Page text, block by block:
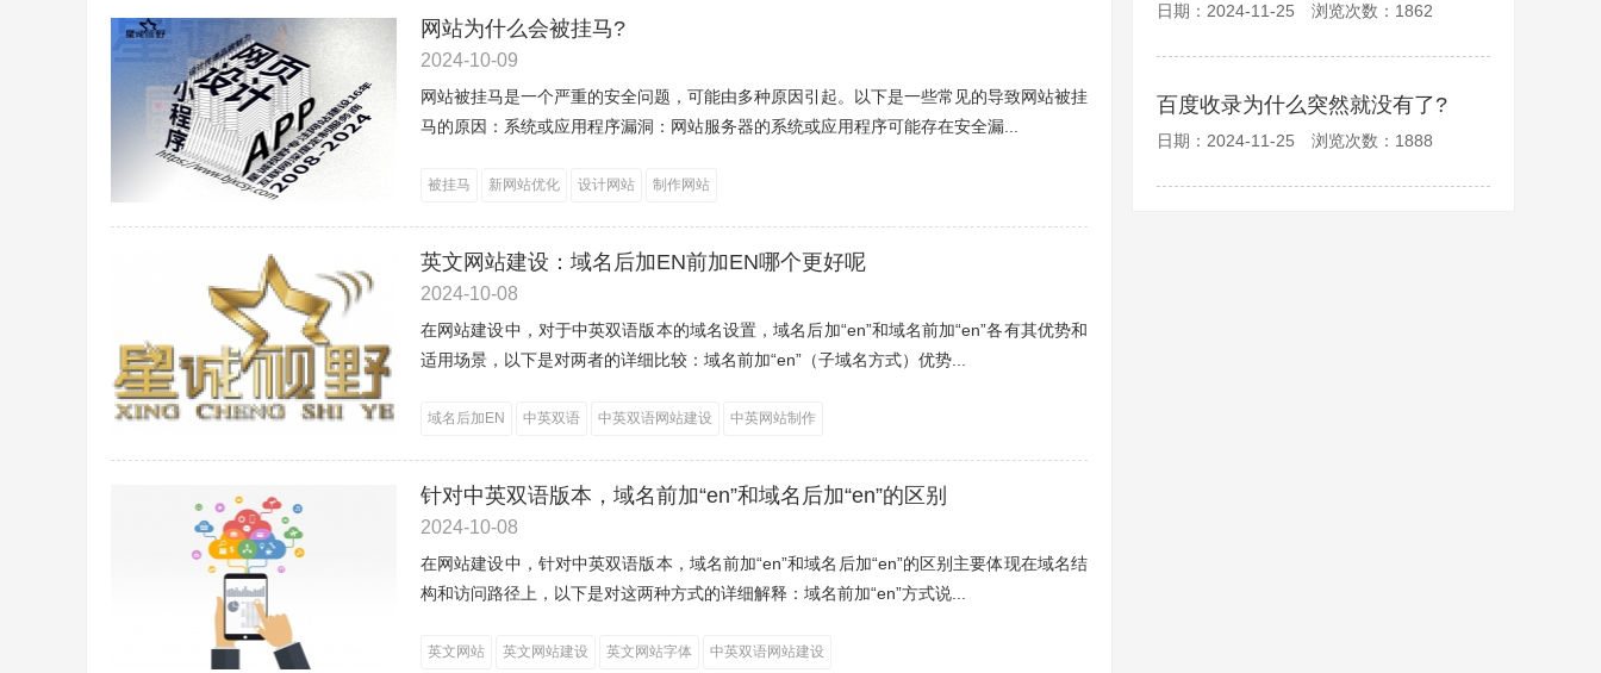
网站为什么会被挂马?
2024-10-09
网站被挂马是一个严重的安全问题，可能由多种原因引起。以下是一些常见的导致网站被挂
马的原因：系统或应用程序漏洞：网站服务器的系统或应用程序可能存在安全漏...
被挂马 新网站优化 设计网站 制作网站
英文网站建设：域名后加EN前加EN哪个更好呢
2024-10-08
在网站建设中，对于中英双语版本的域名设置，域名后加“en”和域名前加“en”各有其优势和
适用场景，以下是对两者的详细比较：域名前加“en”（子域名方式）优势...
域名后加EN 中英双语 中英双语网站建设 中英网站制作
针对中英双语版本，域名前加“en”和域名后加“en”的区别
2024-10-08
在网站建设中，针对中英双语版本，域名前加“en”和域名后加“en”的区别主要体现在域名结
构和访问路径上，以下是对这两种方式的详细解释：域名前加“en”方式说...
英文网站 英文网站建设 英文网站字体 中英双语网站建设
日期：2024-11-25 浏览次数：1862
百度收录为什么突然就没有了?
日期：2024-11-25 浏览次数：1888